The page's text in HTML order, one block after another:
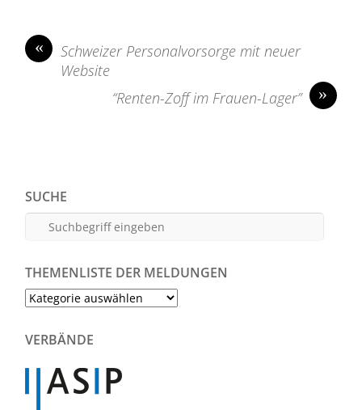
«
Schweizer Personalvorsorge mit neuer
Website
»
“Renten-Zoff im Frauen-Lager”
SUCHE
THEMENLISTE DER MELDUNGEN
Themenliste
Meldungen
VERBÄNDE